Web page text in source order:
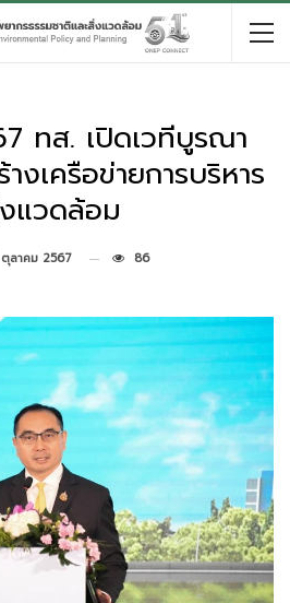
ทส. เปิดเวทีบูรณา
งเครือข่ายการบริหาร
แวดล้อม
ลาคม 2567 86